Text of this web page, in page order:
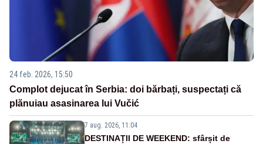
24 feb. 2026, 15:50
Complot dejucat în Serbia: doi bărbați, suspectați că
plănuiau asasinarea lui Vučić
7 aug. 2026, 11:04
DESTINAȚII DE WEEKEND: sfârșit de